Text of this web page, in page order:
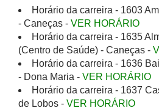
Horário da carreira - 1603
- Caneças - VER HORÁRIO
Horário da carreira - 1635
(Centro de Saúde) - Caneças -
Horário da carreira - 1636
- Dona Maria - VER HORÁRIO
Horário da carreira - 1637
de Lobos - VER HORÁRIO